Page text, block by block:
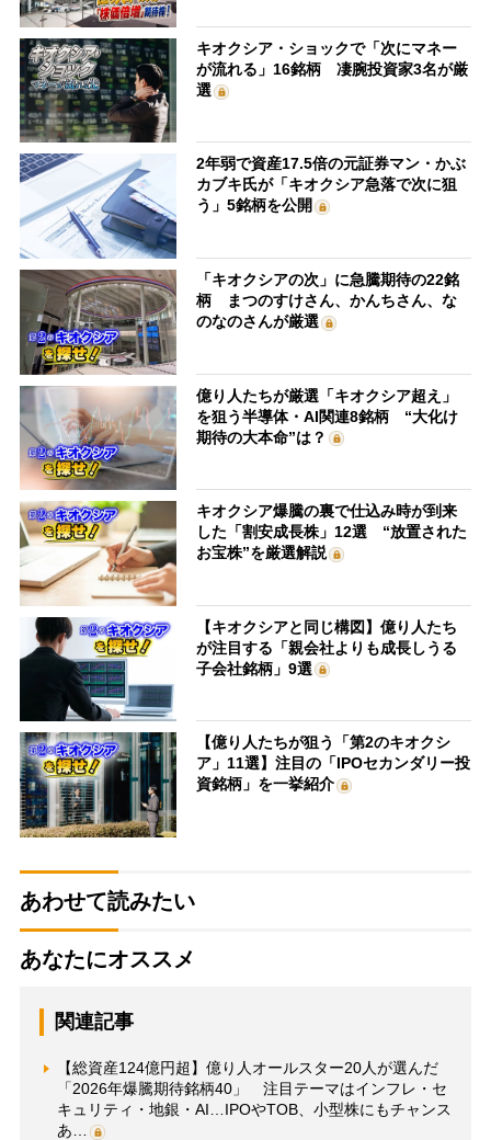
キオクシア・ショックで「次にマネー
が流れる」16銘柄 凄腕投資家3名が厳
選
2年弱で資産17.5倍の元証券マン・かぶ
カブキ氏が「キオクシア急落で次に狙
う」5銘柄を公開
「キオクシアの次」に急騰期待の22銘
柄 まつのすけさん、かんちさん、な
のなのさんが厳選
億り人たちが厳選「キオクシア超え」
を狙う半導体・AI関連8銘柄 “大化け
期待の大本命”は？
キオクシア爆騰の裏で仕込み時が到来
した「割安成長株」12選 “放置された
お宝株”を厳選解説
【キオクシアと同じ構図】億り人たち
が注目する「親会社よりも成長しうる
子会社銘柄」9選
【億り人たちが狙う「第2のキオクシ
ア」11選】注目の「IPOセカンダリー投
資銘柄」を一挙紹介
あわせて読みたい
あなたにオススメ
関連記事
【総資産124億円超】億り人オールスター20人が選んだ
「2026年爆騰期待銘柄40」 注目テーマはインフレ・セ
キュリティ・地銀・AI…IPOやTOB、小型株にもチャンス
あ…